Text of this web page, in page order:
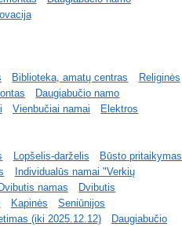
Biblioteka, amatų centras
Religinės
Daugiabučio namo
Vienbučiai namai
Elektros
Lopšelis-darželis
Būsto pritaikymas
Individualūs namai "Verkių
namas
Dvibutis
Kapinės
Seniūnijos
(iki 2025.12.12)
Daugiabučio